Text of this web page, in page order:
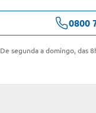
0800
De segunda a domingo, das